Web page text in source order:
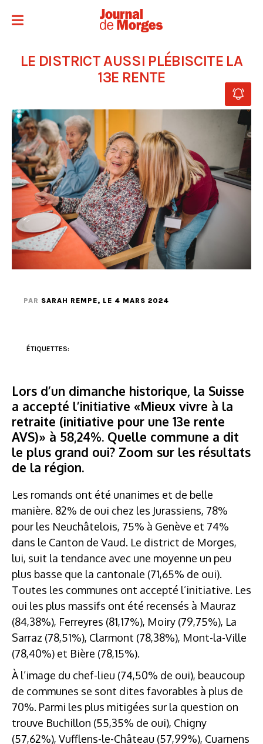
LE DISTRICT AUSSI PLÉBISCITE LA
13E RENTE
PAR SARAH REMPE, LE 4 MARS 2024
ÉTIQUETTES:
Lors d’un dimanche historique, la Suisse
a accepté l’initiative «Mieux vivre à la
retraite (initiative pour une 13e rente
AVS)» à 58,24%. Quelle commune a dit
le plus grand oui? Zoom sur les résultats
de la région.
Les romands ont été unanimes et de belle
manière. 82% de oui chez les Jurassiens, 78%
pour les Neuchâtelois, 75% à Genève et 74%
dans le Canton de Vaud. Le district de Morges,
lui, suit la tendance avec une moyenne un peu
plus basse que la cantonale (71,65% de oui).
Toutes les communes ont accepté l’initiative. Les
oui les plus massifs ont été recensés à Mauraz
(84,38%), Ferreyres (81,17%), Moiry (79,75%), La
Sarraz (78,51%), Clarmont (78,38%), Mont-la-Ville
(78,40%) et Bière (78,15%).
À l’image du chef-lieu (74,50% de oui), beaucoup
de communes se sont dites favorables à plus de
70%. Parmi les plus mitigées sur la question on
trouve Buchillon (55,35% de oui), Chigny
(57,62%), Vufflens-le-Château (57,99%), Cuarnens